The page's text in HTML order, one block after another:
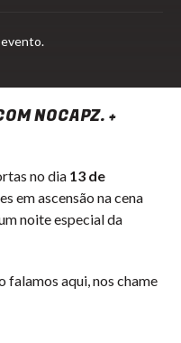
evento.
NOCAPZ. +
no dia 13 de
em ascensão na cena
noite especial da
falamos aqui, nos chame